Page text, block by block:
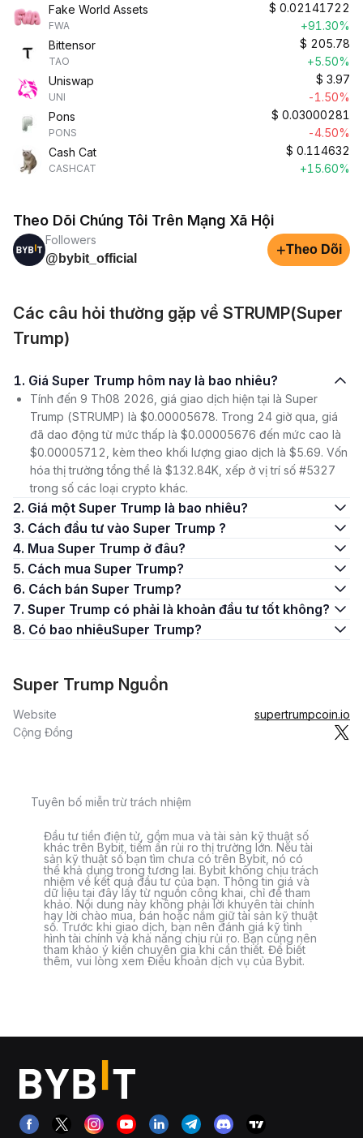
Fake World Assets
FWA
$ 0.02141722
+91.30%
Bittensor
TAO
$ 205.78
+5.50%
Uniswap
UNI
$ 3.97
-1.50%
Pons
PONS
$ 0.03000281
-4.50%
Cash Cat
CASHCAT
$ 0.114632
+15.60%
Theo Dõi Chúng Tôi Trên Mạng Xã Hội
Followers
@bybit_official
+Theo Dõi
Các câu hỏi thường gặp về STRUMP(Super
Trump)
1. Giá Super Trump hôm nay là bao nhiêu?
Tính đến 9 Th08 2026, giá giao dịch hiện tại là Super
Trump (STRUMP) là $0.00005678. Trong 24 giờ qua, giá
đã dao động từ mức thấp là $0.00005676 đến mức cao là
$0.00005712, kèm theo khối lượng giao dịch là $5.69. Vốn
hóa thị trường tổng thể là $132.84K, xếp ở vị trí số #5327
trong số các loại crypto khác.
2. Giá một Super Trump là bao nhiêu?
3. Cách đầu tư vào Super Trump ?
4. Mua Super Trump ở đâu?
5. Cách mua Super Trump?
6. Cách bán Super Trump?
7. Super Trump có phải là khoản đầu tư tốt không?
8. Có bao nhiêuSuper Trump?
Super Trump Nguồn
Website
supertrumpcoin.io
Cộng Đồng
Tuyên bố miễn trừ trách nhiệm
Đầu tư tiền điện tử, gồm mua và tài sản kỹ thuật số
khác trên Bybit, tiềm ẩn rủi ro thị trường lớn. Nếu tài
sản kỹ thuật số bạn tìm chưa có trên Bybit, nó có
thể khả dụng trong tương lai. Bybit không chịu trách
nhiệm về kết quả đầu tư của bạn. Thông tin giá và
dữ liệu tại đây lấy từ nguồn công khai, chỉ để tham
khảo. Nội dung này không phải lời khuyên tài chính
hay lời chào mua, bán hoặc nắm giữ tài sản kỹ thuật
số. Trước khi giao dịch, bạn nên đánh giá kỹ tình
hình tài chính và khả năng chịu rủi ro. Bạn cũng nên
tham khảo ý kiến chuyên gia khi cần thiết. Để biết
thêm, vui lòng xem Điều khoản dịch vụ của Bybit.